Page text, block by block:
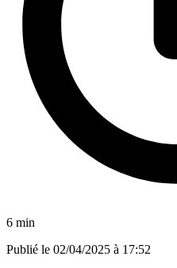
6 min
Publié le 02/04/2025 à 17:52